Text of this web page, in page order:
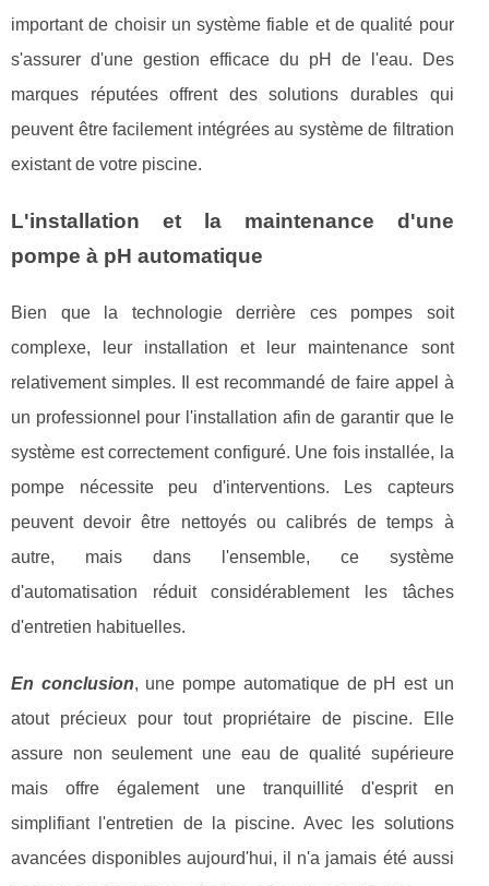
important de choisir un système fiable et de qualité pour
s'assurer d'une gestion efficace du pH de l'eau. Des
marques réputées offrent des solutions durables qui
peuvent être facilement intégrées au système de filtration
existant de votre piscine.
L'installation et la maintenance d'une
pompe à pH automatique
Bien que la technologie derrière ces pompes soit
complexe, leur installation et leur maintenance sont
relativement simples. Il est recommandé de faire appel à
un professionnel pour l'installation afin de garantir que le
système est correctement configuré. Une fois installée, la
pompe nécessite peu d'interventions. Les capteurs
peuvent devoir être nettoyés ou calibrés de temps à
autre, mais dans l'ensemble, ce système
d'automatisation réduit considérablement les tâches
d'entretien habituelles.
En conclusion, une pompe automatique de pH est un
atout précieux pour tout propriétaire de piscine. Elle
assure non seulement une eau de qualité supérieure
mais offre également une tranquillité d'esprit en
simplifiant l'entretien de la piscine. Avec les solutions
avancées disponibles aujourd'hui, il n'a jamais été aussi